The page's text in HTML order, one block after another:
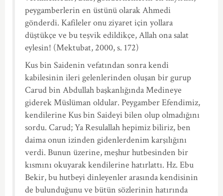
peygamberlerin en üstünü olarak Ahmedi
gönderdi. Kafileler onu ziyaret için yollara
düştükçe ve bu teşvik edildikçe, Allah ona salat
eylesin! (Mektubat, 2000, s. 172)
Kus bin Saidenin vefatından sonra kendi
kabilesinin ileri gelenlerinden oluşan bir gurup
Carud bin Abdullah başkanlığında Medineye
giderek Müslüman oldular. Peygamber Efendimiz,
kendilerine Kus bin Saideyi bilen olup olmadığını
sordu. Carud; Ya Resulallah hepimiz biliriz, ben
daima onun izinden gidenlerdenim karşılığını
verdi. Bunun üzerine, meşhur hutbesinden bir
kısmını okuyarak kendilerine hatırlattı. Hz. Ebu
Bekir, bu hutbeyi dinleyenler arasında kendisinin
de bulunduğunu ve bütün sözlerinin hatırında